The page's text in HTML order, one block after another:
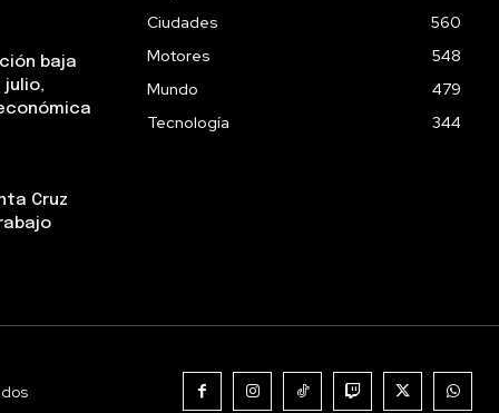
baja
julio,
Cruz
Ciudades
560
Motores
548
Mundo
479
Tecnología
344